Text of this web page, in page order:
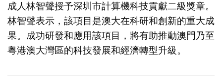
成人林智聲授予深圳市計算機科技貢獻二級獎章。
林智聲表示，該項目是澳大在科研和創新的重大成
果。成功研發和應用該項目，將有助推動澳門乃至
粵港澳大灣區的科技發展和經濟轉型升級。